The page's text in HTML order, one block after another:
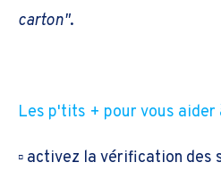
carton".
Les p'tits + pour vous aider
▫️ activez la vérification des